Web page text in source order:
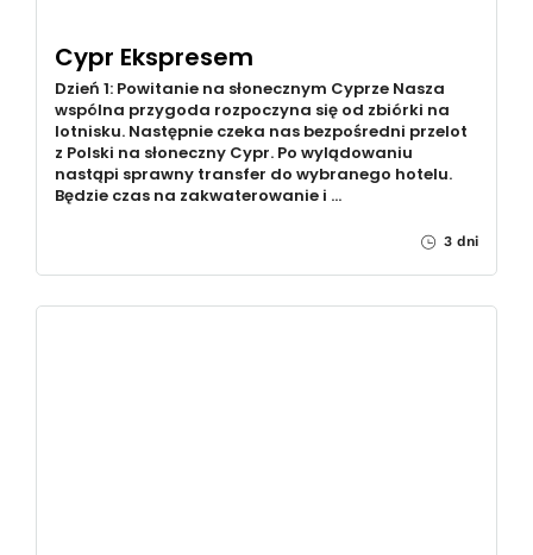
Cypr Ekspresem
Dzień 1: Powitanie na słonecznym Cyprze Nasza
wspólna przygoda rozpoczyna się od zbiórki na
lotnisku. Następnie czeka nas bezpośredni przelot
z Polski na słoneczny Cypr. Po wylądowaniu
nastąpi sprawny transfer do wybranego hotelu.
Będzie czas na zakwaterowanie i …
3 dni